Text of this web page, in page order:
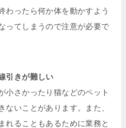
わったら何か体を動かすよう
ってしまうので注意が必要で
引きが難しい
小さかったり猫などのペット
ないことがあります。また、
れることもあるために業務と